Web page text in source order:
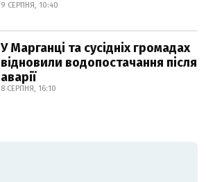
9 СЕРПНЯ, 10:40
У Марганці та сусідніх громадах
відновили водопостачання після
аварії
8 СЕРПНЯ, 16:10